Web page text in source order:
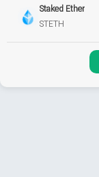
Staked Ether
STETH